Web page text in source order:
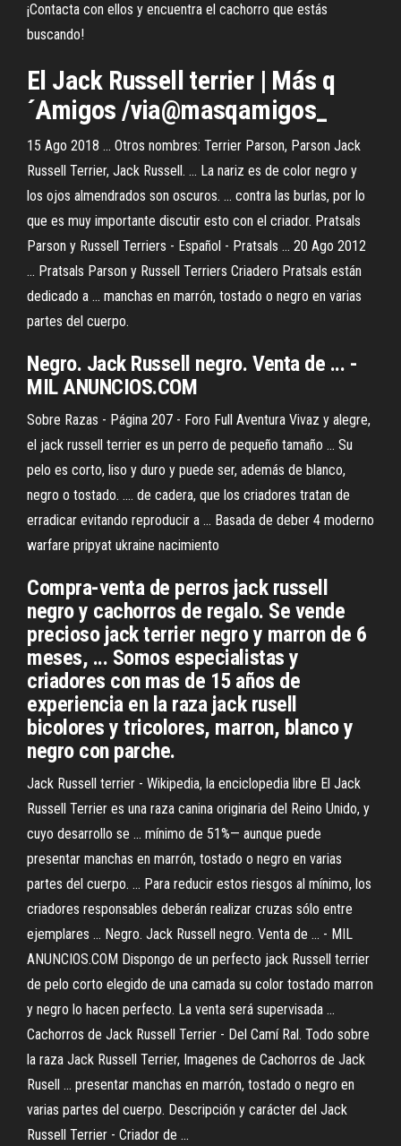
¡Contacta con ellos y encuentra el cachorro que estás
buscando!
El Jack Russell terrier | Más q
´Amigos /via@masqamigos_
15 Ago 2018 ... Otros nombres: Terrier Parson, Parson Jack
Russell Terrier, Jack Russell. ... La nariz es de color negro y
los ojos almendrados son oscuros. ... contra las burlas, por lo
que es muy importante discutir esto con el criador. Pratsals
Parson y Russell Terriers - Español - Pratsals ... 20 Ago 2012
... Pratsals Parson y Russell Terriers Criadero Pratsals están
dedicado a ... manchas en marrón, tostado o negro en varias
partes del cuerpo.
Negro. Jack Russell negro. Venta de ... -
MIL ANUNCIOS.COM
Sobre Razas - Página 207 - Foro Full Aventura Vivaz y alegre,
el jack russell terrier es un perro de pequeño tamaño ... Su
pelo es corto, liso y duro y puede ser, además de blanco,
negro o tostado. .... de cadera, que los criadores tratan de
erradicar evitando reproducir a ... Basada de deber 4 moderno
warfare pripyat ukraine nacimiento
Compra-venta de perros jack russell
negro y cachorros de regalo. Se vende
precioso jack terrier negro y marron de 6
meses, ... Somos especialistas y
criadores con mas de 15 años de
experiencia en la raza jack rusell
bicolores y tricolores, marron, blanco y
negro con parche.
Jack Russell terrier - Wikipedia, la enciclopedia libre El Jack
Russell Terrier es una raza canina originaria del Reino Unido, y
cuyo desarrollo se ... mínimo de 51%— aunque puede
presentar manchas en marrón, tostado o negro en varias
partes del cuerpo. ... Para reducir estos riesgos al mínimo, los
criadores responsables deberán realizar cruzas sólo entre
ejemplares ... Negro. Jack Russell negro. Venta de ... - MIL
ANUNCIOS.COM Dispongo de un perfecto jack Russell terrier
de pelo corto elegido de una camada su color tostado marron
y negro lo hacen perfecto. La venta será supervisada ...
Cachorros de Jack Russell Terrier - Del Camí Ral. Todo sobre
la raza Jack Russell Terrier, Imagenes de Cachorros de Jack
Rusell ... presentar manchas en marrón, tostado o negro en
varias partes del cuerpo. Descripción y carácter del Jack
Russell Terrier - Criador de ...